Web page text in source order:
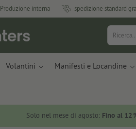
Produzione interna spedizione standard
Volantini Manifesti e Locandine
Solo nel mese di agosto: Fino al 12